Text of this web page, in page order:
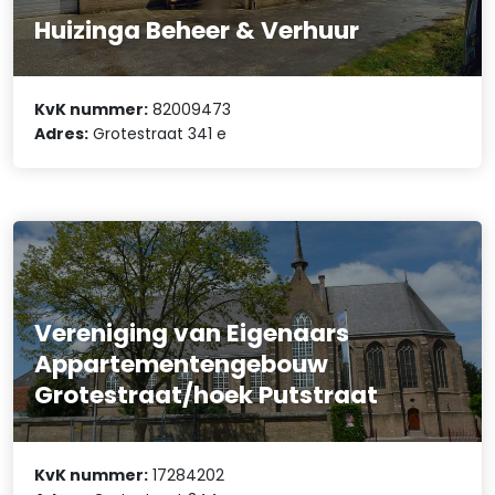
Huizinga Beheer & Verhuur
KvK nummer: 82009473
Adres: Grotestraat 341 e
Vereniging van Eigenaars
Appartementengebouw
Grotestraat/hoek Putstraat
KvK nummer: 17284202